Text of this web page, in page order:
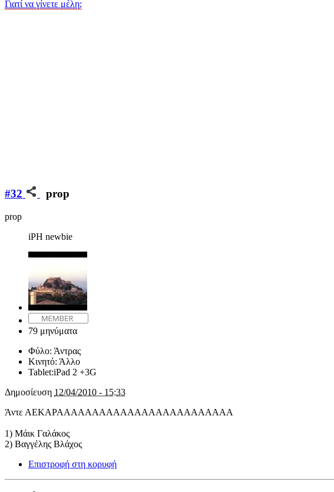
Γιατί να γίνετε μέλη;
#32 prop
prop
iPH newbie
79 μηνύματα
Φύλο: Άντρας
Κινητό: Άλλο
Tablet:iPad 2 +3G
Δημοσίευση 12/04/2010 - 15:33
Άντε ΑΕΚΑΡΑΑΑΑΑΑΑΑΑΑΑΑΑΑΑΑΑΑΑΑΑΑΑΑΑ
1) Μάικ Γαλάκος
2) Βαγγέλης Βλάχος
Επιστροφή στη κορυφή